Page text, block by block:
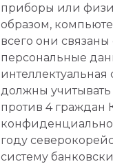
приборы или
образом,
всего они
персональные
должны
против 4 граждан
году
систему